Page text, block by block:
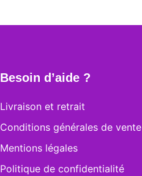
Besoin d’aide ?
Livraison et retrait
Conditions générales de vente
Mentions légales
Politique de confidentialité